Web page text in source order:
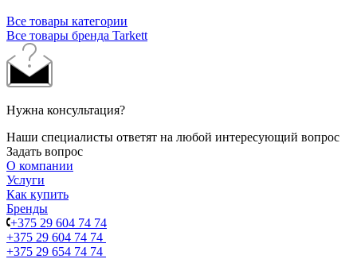
Все товары категории
Все товары бренда Tarkett
Нужна консультация?
Наши специалисты ответят на любой интересующий вопрос
Задать вопрос
О компании
Услуги
Как купить
Бренды
+375 29 604 74 74
+375 29 604 74 74
+375 29 654 74 74